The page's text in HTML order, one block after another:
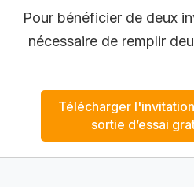
Pour bénéficier de deux
nécessaire de remplir
Télécharger
sortie d’essai